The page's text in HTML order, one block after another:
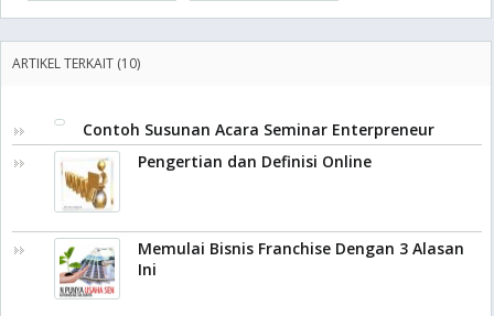
ARTIKEL TERKAIT (10)
Contoh Susunan Acara Seminar Enterpreneur
Pengertian dan Definisi Online
Memulai Bisnis Franchise Dengan 3 Alasan
Ini